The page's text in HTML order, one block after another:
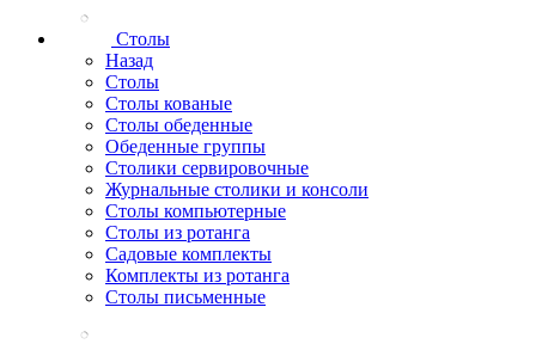
Столы
Назад
Столы
Столы кованые
Столы обеденные
Обеденные группы
Столики сервировочные
Журнальные столики и консоли
Столы компьютерные
Столы из ротанга
Садовые комплекты
Комплекты из ротанга
Столы письменные